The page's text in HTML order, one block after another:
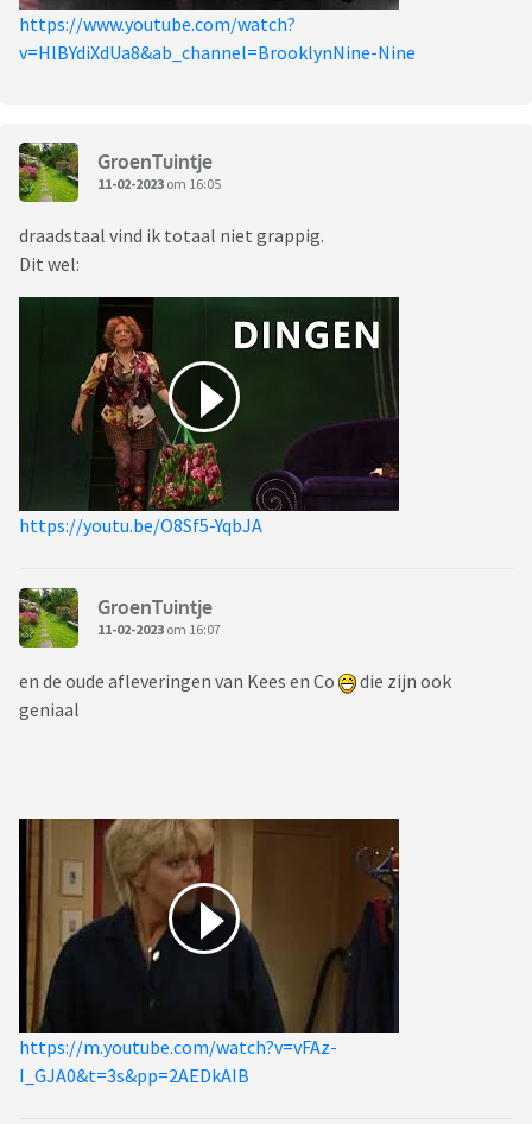
https://www.youtube.com/watch?
v=HlBYdiXdUa8&ab_channel=BrooklynNine-Nine
GroenTuintje
11-02-2023 om 16:05
draadstaal vind ik totaal niet grappig.
Dit wel:
https://youtu.be/O8Sf5-YqbJA
GroenTuintje
11-02-2023 om 16:07
en de oude afleveringen van Kees en Co
die zijn ook
geniaal
https://m.youtube.com/watch?v=vFAz-
I_GJA0&t=3s&pp=2AEDkAIB